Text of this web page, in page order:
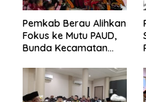
Pemkab Berau Alihkan
Fokus ke Mutu PAUD,
Bunda Kecamatan
Pengawasan